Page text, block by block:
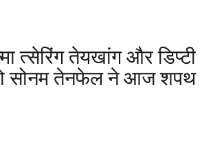
त्सेरिंग तेयखांग और डिप्टी
सोनम तेनफेल ने आज शपथ